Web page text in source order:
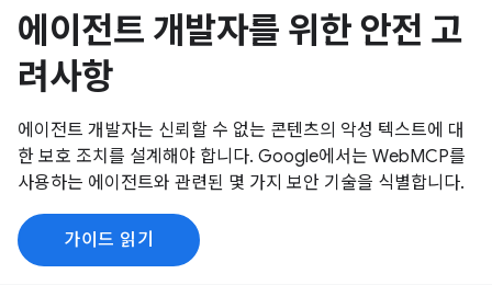
에이전트 개발자를 위한 안전 고
려사항
에이전트 개발자는 신뢰할 수 없는 콘텐츠의 악성 텍스트에 대
한 보호 조치를 설계해야 합니다. Google에서는 WebMCP를
사용하는 에이전트와 관련된 몇 가지 보안 기술을 식별합니다.
가이드 읽기